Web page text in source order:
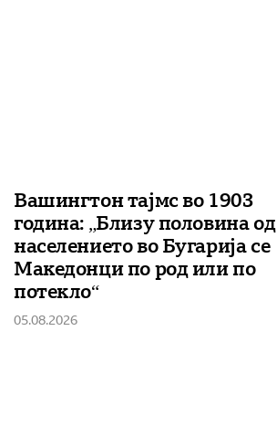
Вашингтон тајмс во 1903
година: „Близу половина од
населението во Бугарија се
Македонци по род или по
потекло“
05.08.2026